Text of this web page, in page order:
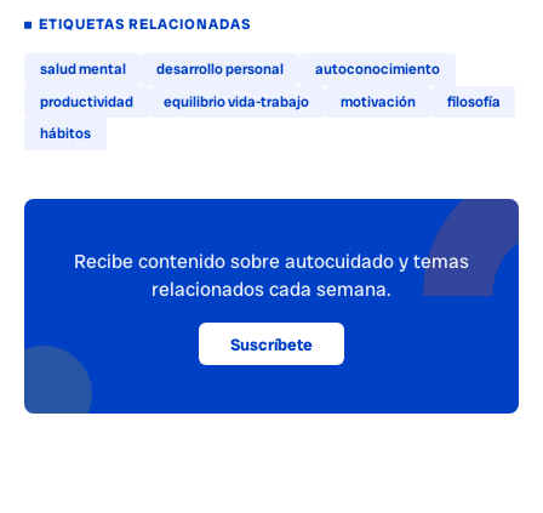
ETIQUETAS RELACIONADAS
salud mental desarrollo personal
autoconocimiento
productividad
equilibrio vida-trabajo motivación
filosofía
hábitos
Recibe contenido sobre autocuidado y temas
relacionados cada semana.
Suscríbete